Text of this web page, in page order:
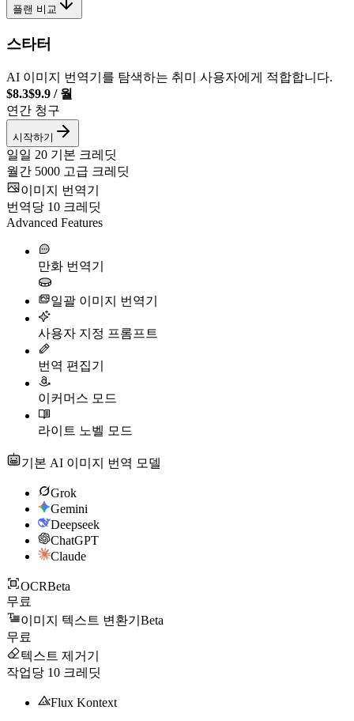
플랜 비교
스타터
AI 이미지 번역기를 탐색하는 취미 사용자에게 적합합니다.
$8.3$9.9 / 월
연간 청구
시작하기
일일 20 기본 크레딧
월간 5000 고급 크레딧
이미지 번역기
번역당 10 크레딧
Advanced Features
만화 번역기
일괄 이미지 번역기
사용자 지정 프롬프트
번역 편집기
이커머스 모드
라이트 노벨 모드
기본 AI 이미지 번역 모델
Grok
Gemini
Deepseek
ChatGPT
Claude
OCRBeta
무료
이미지 텍스트 변환기 Beta
무료
텍스트 제거기
작업당 10 크레딧
Flux Kontext